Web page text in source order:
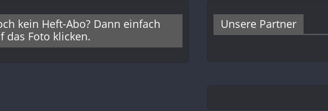
kein Heft-Abo? Dann einfach
das Foto klicken.
Unsere Partner